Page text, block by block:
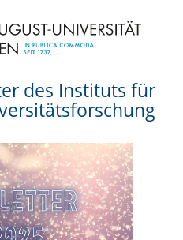
des Instituts für